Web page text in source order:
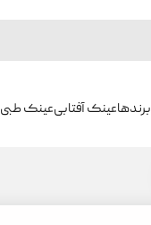
برندهاعینک آفتابیعینک طبی